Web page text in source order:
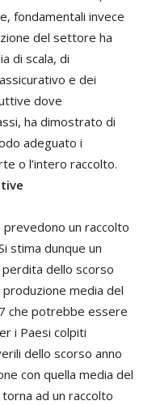
fondamentali invece
del settore ha
di scala, di
e dei
dove
ha dimostrato di
adeguato i
o l’intero raccolto.
un raccolto
stima dunque un
dello scorso
produzione media del
che potrebbe essere
i Paesi colpiti
dello scorso anno
con quella media del
ad un raccolto